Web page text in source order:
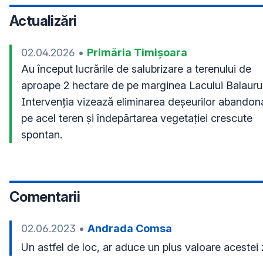
Actualizări
02.04.2026 • Primăria Timișoara
Au început lucrările de salubrizare a terenului de
aproape 2 hectare de pe marginea Lacului
Intervenția vizează eliminarea deșeurilor
pe acel teren și îndepărtarea vegetației crescute
spontan.
Comentarii
02.06.2023 • Andrada Comsa
Un astfel de loc, ar aduce un plus valoare acestei